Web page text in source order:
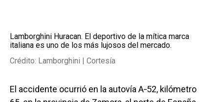
Lamborghini Huracan. El deportivo de la mítica marca
italiana es uno de los más lujosos del mercado.
Crédito: Lamborghini | Cortesía
El accidente ocurrió en la autovía A‑52, kilómetro